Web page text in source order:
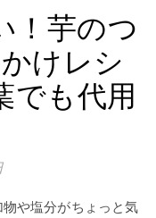
！芋のつ
けレシ
でも代用